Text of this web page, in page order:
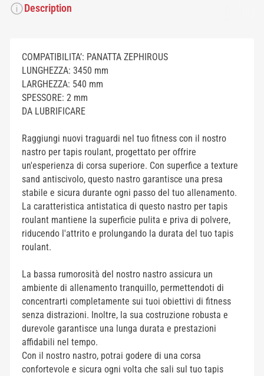
Description
COMPATIBILITA’: PANATTA ZEPHIROUS
LUNGHEZZA: 3450 mm
LARGHEZZA: 540 mm
SPESSORE: 2 mm
DA LUBRIFICARE
Raggiungi nuovi traguardi nel tuo fitness con il nostro
nastro per tapis roulant, progettato per offrire
un'esperienza di corsa superiore. Con superfice a texture
sand antiscivolo, questo nastro garantisce una presa
stabile e sicura durante ogni passo del tuo allenamento.
La caratteristica antistatica di questo nastro per tapis
roulant mantiene la superficie pulita e priva di polvere,
riducendo l'attrito e prolungando la durata del tuo tapis
roulant.
La bassa rumorosità del nostro nastro assicura un
ambiente di allenamento tranquillo, permettendoti di
concentrarti completamente sui tuoi obiettivi di fitness
senza distrazioni. Inoltre, la sua costruzione robusta e
durevole garantisce una lunga durata e prestazioni
affidabili nel tempo.
Con il nostro nastro, potrai godere di una corsa
confortevole e sicura ogni volta che sali sul tuo tapis